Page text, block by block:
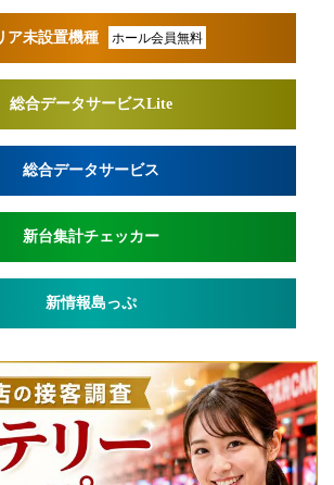
ア未設置機種 ホール会員無料
総合データサービスLite
総合データサービス
新台集計チェッカー
新情報島っぷ